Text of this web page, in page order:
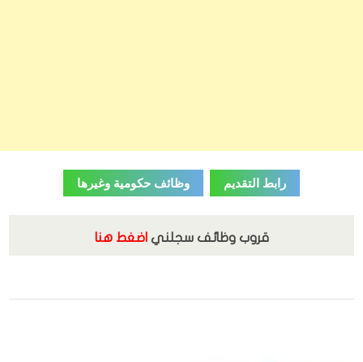
رابط التقديم وظائف حكومية وغيرها
قروب وظائف سجلني اضغط هنا